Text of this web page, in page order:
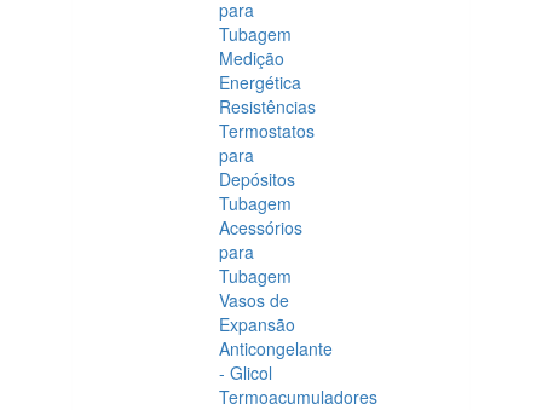
para
Tubagem
Medição
Energética
Resistências
Termostatos
para
Depósitos
Tubagem
Acessórios
para
Tubagem
Vasos de
Expansão
Anticongelante
- Glicol
Termoacumuladores